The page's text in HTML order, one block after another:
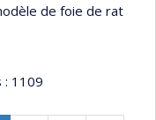
de foie de rat
: 1109